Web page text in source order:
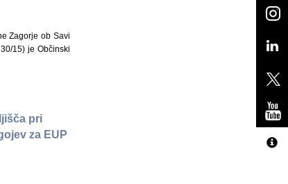
Zagorje ob Savi
15) je Občinski
pri
za EUP